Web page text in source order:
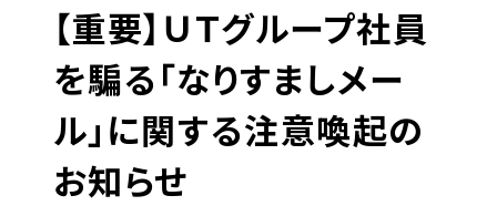
お仕事をお探しの方へ
お仕事をお探しの方へTOP
はたらく人への想い
UTグループの歩み
【重要】ＵＴグループ社員
を騙る「なりすましメー
ル」に関する注意喚起の
お知らせ